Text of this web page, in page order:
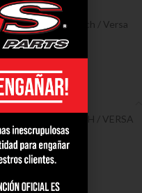
Nissan March / Versa
NISSAN MARCH / VERSA